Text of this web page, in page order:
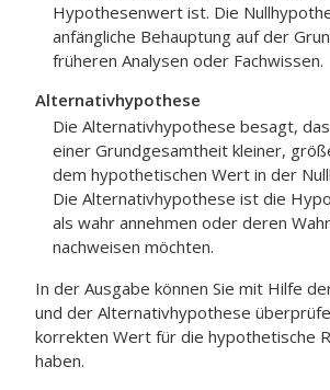
Hypothesenwert ist. Die
anfängliche Behauptung auf der
früheren Analysen oder Fachwissen.
Alternativhypothese
Die Alternativhypothese besagt,
einer Grundgesamtheit kleiner,
dem hypothetischen Wert in der
Die Alternativhypothese ist die
als wahr annehmen oder deren
nachweisen möchten.
In der Ausgabe können Sie mit Hilfe
und der Alternativhypothese
korrekten Wert für die hypothetische
haben.